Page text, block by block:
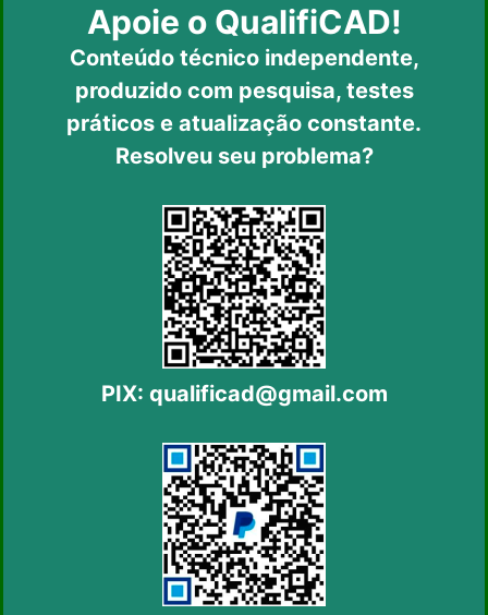
Apoie o QualifiCAD!
Conteúdo técnico independente,
produzido com pesquisa, testes
práticos e atualização constante.
Resolveu seu problema?
PIX: qualificad@gmail.com